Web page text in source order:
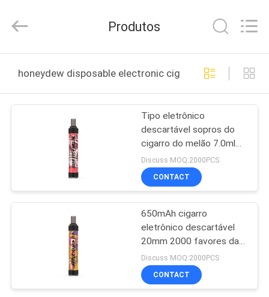
PRODUTOS
NÓS
EXCURSÃO
Ltd..
Developed
Produtos
honeydew disposable electronic cigarette fabricação
Tipo eletrônico
descartável sopros do
cigarro do melão 7.0ml
de C 2000
Discuss MOQ:2000PCS
CONTACT
650mAh cigarro
eletrônico descartável
20mm 2000 favores da
manga de Apple dos
sopros
Discuss MOQ:2000PCS
CONTACT